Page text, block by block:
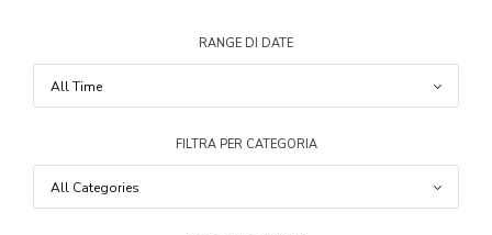
RANGE DI DATE
FILTRA PER CATEGORIA